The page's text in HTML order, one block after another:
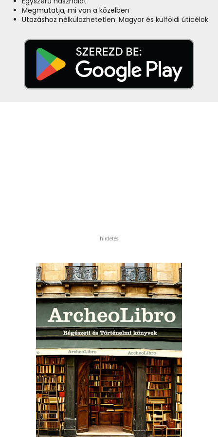
Megmutatja, mi van a közelben
Utazáshoz nélkülözhetetlen: Magyar és külföldi úticélok
hirdetés